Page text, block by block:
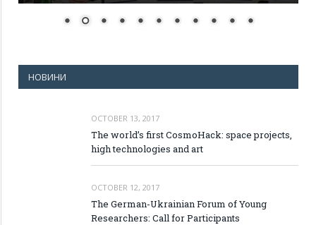
НОВИНИ
OCTOBER 13, 2017
The world’s first CosmoHack: space projects,
high technologies and art
OCTOBER 12, 2017
The German-Ukrainian Forum of Young
Researchers: Call for Participants